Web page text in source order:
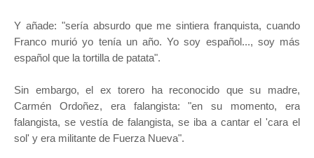
Y añade: "sería absurdo que me sintiera franquista, cuando
Franco murió yo tenía un año. Yo soy español..., soy más
español que la tortilla de patata".
Sin embargo, el ex torero ha reconocido que su madre,
Carmén Ordoñez, era falangista: "en su momento, era
falangista, se vestía de falangista, se iba a cantar el 'cara el
sol' y era militante de Fuerza Nueva".